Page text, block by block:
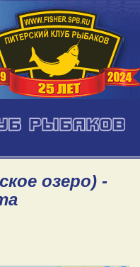
озеро) -